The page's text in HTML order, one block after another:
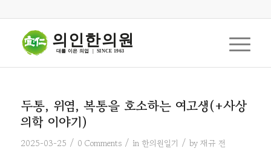
의인한의원
대를 이은 의업  |  SINCE 1963
두통, 위염, 복통을 호소하는 여고생(+사상
의학 이야기)
2025-03-25 / 0 Comments / in 한의원일기 / by 재규 전